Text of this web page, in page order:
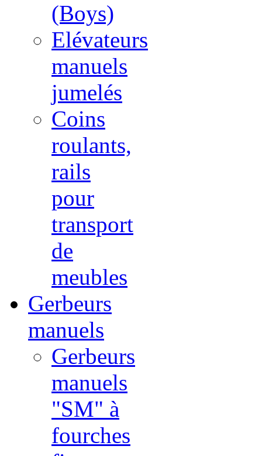
(Boys)
Elévateurs
manuels
jumelés
Coins
roulants,
rails
pour
transport
de
meubles
Gerbeurs
manuels
Gerbeurs
manuels
"SM" à
fourches